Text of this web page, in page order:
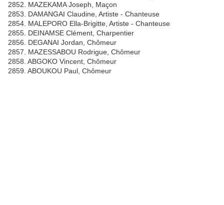
2852. MAZEKAMA Joseph, Maçon
2853. DAMANGAI Claudine, Artiste - Chanteuse
2854. MALEPORO Ella-Brigitte, Artiste - Chanteuse
2855. DEINAMSE Clément, Charpentier
2856. DEGANAI Jordan, Chômeur
2857. MAZESSABOU Rodrigue, Chômeur
2858. ABGOKO Vincent, Chômeur
2859. ABOUKOU Paul, Chômeur